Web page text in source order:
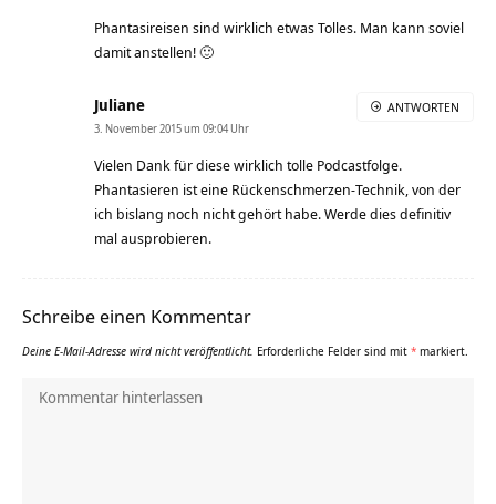
Phantasireisen sind wirklich etwas Tolles. Man kann soviel
damit anstellen! 🙂
Juliane
3. November 2015 um 09:04 Uhr
Vielen Dank für diese wirklich tolle Podcastfolge.
Phantasieren ist eine Rückenschmerzen-Technik, von der
ich bislang noch nicht gehört habe. Werde dies definitiv
mal ausprobieren.
ANTWORTEN
Schreibe einen Kommentar
Deine E-Mail-Adresse wird nicht veröffentlicht. Erforderliche Felder sind mit * markiert.